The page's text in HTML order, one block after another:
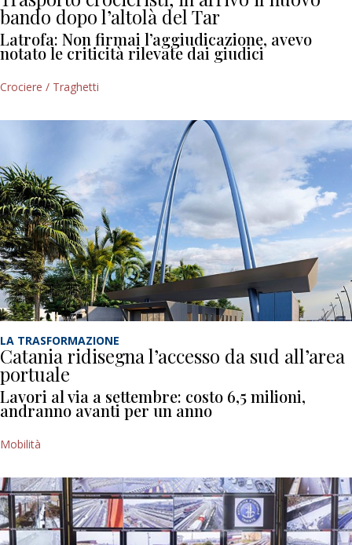
bando dopo l’altolà del Tar
Latrofa: Non firmai l’aggiudicazione, avevo
notato le criticità rilevate dai giudici
Crociere / Traghetti
LA TRASFORMAZIONE
Catania ridisegna l’accesso da sud all’area
portuale
Lavori al via a settembre: costo 6,5 milioni,
andranno avanti per un anno
Mobilità